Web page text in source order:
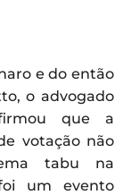
e do então
o advogado
que a
votação não
tabu na
um evento